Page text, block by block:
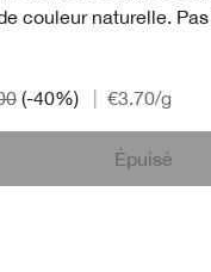
couleur naturelle.
(-40%) €3.70/g
Épuisé